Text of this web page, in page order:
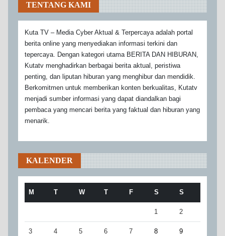
TENTANG KAMI
Kuta TV – Media Cyber Aktual & Terpercaya adalah portal
berita online yang menyediakan informasi terkini dan
tepercaya. Dengan kategori utama BERITA DAN HIBURAN,
Kutatv menghadirkan berbagai berita aktual, peristiwa
penting, dan liputan hiburan yang menghibur dan mendidik.
Berkomitmen untuk memberikan konten berkualitas, Kutatv
menjadi sumber informasi yang dapat diandalkan bagi
pembaca yang mencari berita yang faktual dan hiburan yang
menarik.
KALENDER
M T W T F S S
1 2
3 4 5 6 7 8 9